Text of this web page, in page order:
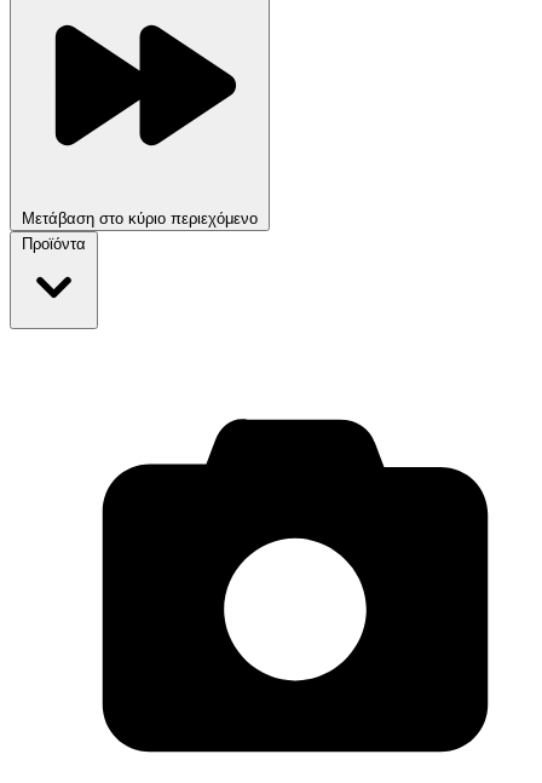
Μετάβαση στο κύριο περιεχόμενο
Προϊόντα